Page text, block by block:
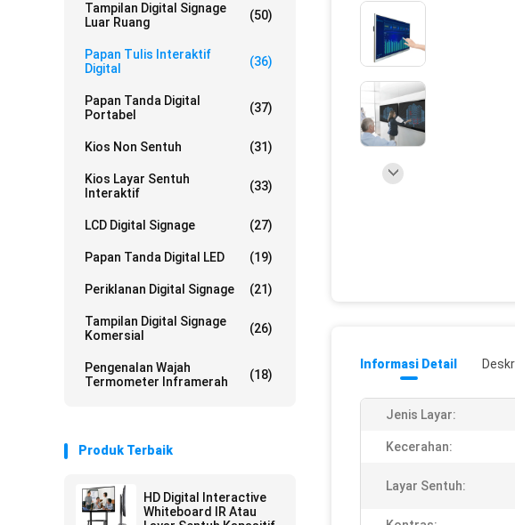
Tampilan Digital Signage
Luar Ruang
(50)
Papan Tulis Interaktif
Digital
(36)
Papan Tanda Digital
Portabel
(37)
Kios Non Sentuh (31)
Kios Layar Sentuh
Interaktif
(33)
LCD Digital Signage (27)
Papan Tanda Digital LED (19)
Periklanan Digital Signage (21)
Tampilan Digital Signage
Komersial
(26)
Pengenalan Wajah
Termometer Inframerah
(18)
Produk Terbaik
HD Digital Interactive
Whiteboard IR Atau
Informasi Detail
Jenis Layar:
Kecerahan:
Layar Sentuh: